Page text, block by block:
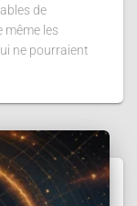
de
même les
ne pourraient